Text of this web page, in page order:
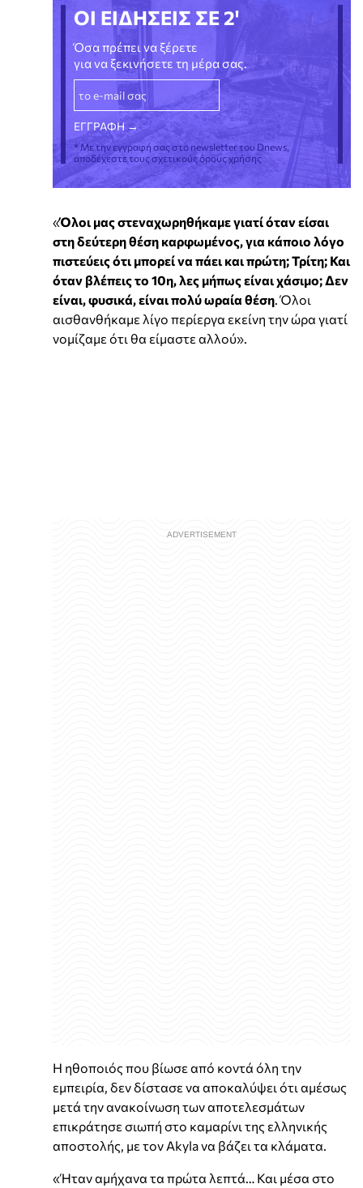
ΟΙ ΕΙΔΗΣΕΙΣ ΣΕ 2'
Όσα πρέπει να ξέρετε
για να ξεκινήσετε τη μέρα σας.
* Με την εγγραφή σας στο newsletter του Dnews,
αποδέχεστε τους σχετικούς όρους χρήσης
«Όλοι μας στεναχωρηθήκαμε γιατί όταν είσαι
στη δεύτερη θέση καρφωμένος, για κάποιο λόγο
πιστεύεις ότι μπορεί να πάει και πρώτη; Τρίτη; Και
όταν βλέπεις το 10η, λες μήπως είναι χάσιμο; Δεν
είναι, φυσικά, είναι πολύ ωραία θέση . Όλοι
αισθανθήκαμε λίγο περίεργα εκείνη την ώρα γιατί
νομίζαμε ότι θα είμαστε αλλού».
Η ηθοποιός που βίωσε από κοντά όλη την
εμπειρία, δεν δίστασε να αποκαλύψει ότι αμέσως
μετά την ανακοίνωση των αποτελεσμάτων
επικράτησε σιωπή στο καμαρίνι της ελληνικής
αποστολής, με τον Akyla να βάζει τα κλάματα.
«Ήταν αμήχανα τα πρώτα λεπτά… Και μέσα στο